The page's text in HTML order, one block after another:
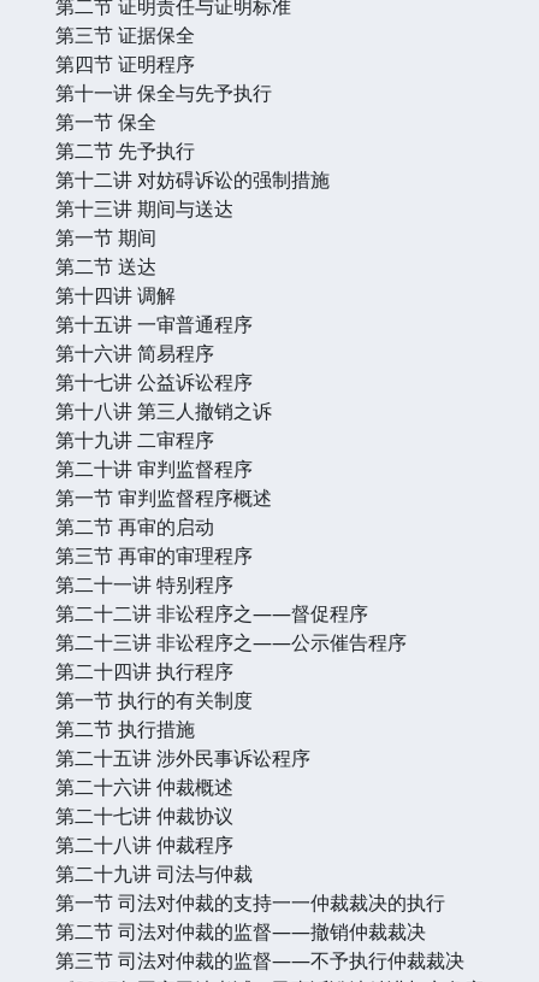
第二节 证明责任与证明标准
第三节 证据保全
第四节 证明程序
第十一讲 保全与先予执行
第一节 保全
第二节 先予执行
第十二讲 对妨碍诉讼的强制措施
第十三讲 期间与送达
第一节 期间
第二节 送达
第十四讲 调解
第十五讲 一审普通程序
第十六讲 简易程序
第十七讲 公益诉讼程序
第十八讲 第三人撤销之诉
第十九讲 二审程序
第二十讲 审判监督程序
第一节 审判监督程序概述
第二节 再审的启动
第三节 再审的审理程序
第二十一讲 特别程序
第二十二讲 非讼程序之——督促程序
第二十三讲 非讼程序之——公示催告程序
第二十四讲 执行程序
第一节 执行的有关制度
第二节 执行措施
第二十五讲 涉外民事诉讼程序
第二十六讲 仲裁概述
第二十七讲 仲裁协议
第二十八讲 仲裁程序
第二十九讲 司法与仲裁
第一节 司法对仲裁的支持一一仲裁裁决的执行
第二节 司法对仲裁的监督——撤销仲裁裁决
第三节 司法对仲裁的监督——不予执行仲裁裁决